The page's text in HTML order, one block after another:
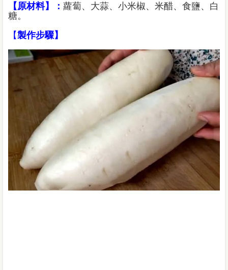
【原材料】： 蘿蔔、大蒜、小米椒、米醋、食鹽、白
糖。
【製作步驟】